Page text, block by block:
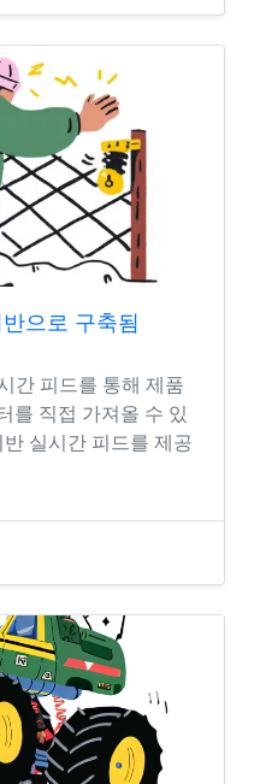
으로 구축됨
간 피드를 통해 제품
를 직접 가져올 수 있
실시간 피드를 제공